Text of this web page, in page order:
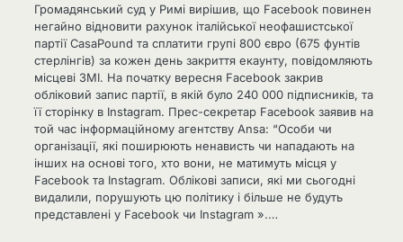
Громадянський суд у Римі вирішив, що Facebook повинен
негайно відновити рахунок італійської неофашистської
партії CasaPound та сплатити групі 800 євро (675 фунтів
стерлінгів) за кожен день закриття екаунту, повідомляють
місцеві ЗМІ. На початку вересня Facebook закрив
обліковий запис партії, в якій було 240 000 підписників, та
її сторінку в Instagram. Прес-секретар Facebook заявив на
той час інформаційному агентству Ansa: “Особи чи
організації, які поширюють ненависть чи нападають на
інших на основі того, хто вони, не матимуть місця у
Facebook та Instagram. Облікові записи, які ми сьогодні
видалили, порушують цю політику і більше не будуть
представлені у Facebook чи Instagram ».…